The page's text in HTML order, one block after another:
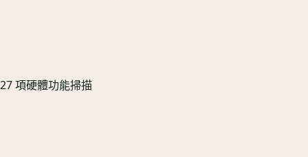
27 項硬體功能掃描